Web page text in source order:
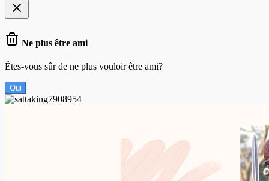
Ne plus être ami
Êtes-vous sûr de ne plus vouloir être ami?
Oui